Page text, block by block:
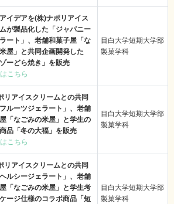
イデアを(株)ナポリアイス
が製品化した「ジャパニー
ート」、老舗和菓子屋「な
屋」と共同企画開発した
ゾーどら焼き」を販売
こちら
目白大学短期大学部
製菓学科
リアイスクリームとの共同
ルーツジェラート」、老舗
「なごみの米屋」と学生の
品「冬の大福」を販売
こちら
目白大学短期大学部
製菓学科
リアイスクリームとの共同
ルシージェラート」、老舗
「なごみの米屋」と学生考
ージ仕様のコラボ商品「短
目白大学短期大学部
製菓学科